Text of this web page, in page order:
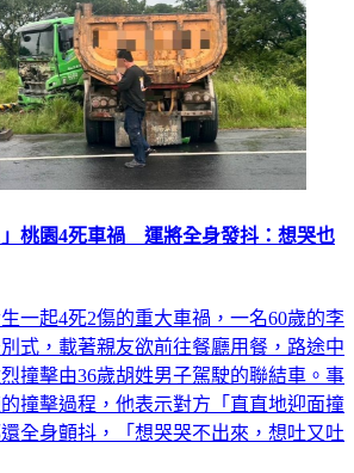
桃園4死車禍 運將全身發抖：想哭也
一起4死2傷的重大車禍，一名60歲的李
式，載著親友欲前往餐廳用餐，路途中
撞擊由36歲胡姓男子駕駛的聯結車。事
撞擊過程，他表示對方「直直地迎面撞
還全身顫抖，「想哭哭不出來，想吐又吐